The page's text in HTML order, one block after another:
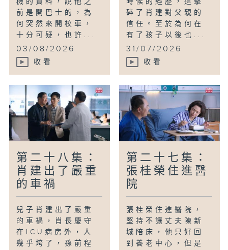
前是開巴士的，為
何突然來開校車，
十分可疑，也許...
03/08/2026
收看
碎了肖建對父親的
信任。至於為何在
有了孩子以後也...
31/07/2026
收看
第二十八集：
肖建出了嚴重
的車禍
兒子肖建出了嚴重
的車禍，肖長慶守
在ICU病房外，人
幾乎垮了，孫前程
第二十七集：
張桂榮住進醫
院
張桂榮住進醫院，
堅持不讓丈夫陳新
城陪床，他只好回
到養老中心，但是